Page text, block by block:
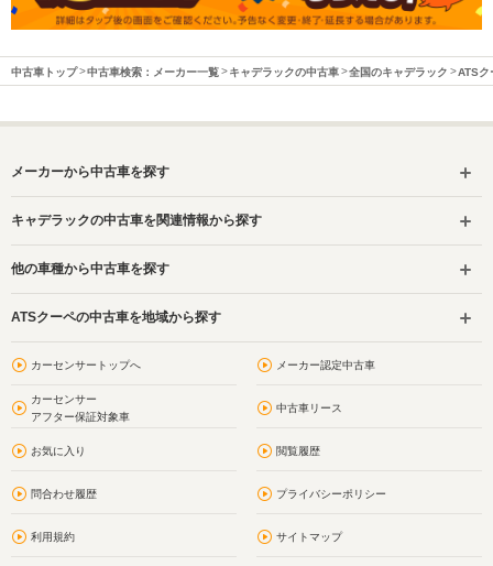
中古車トップ 中古車検索：メーカー一覧 キャデラックの中古車 全国のキャデラック ATSク
メーカーから中古車を探す
キャデラックの中古車を関連情報から探す
他の車種から中古車を探す
ATSクーペの中古車を地域から探す
カーセンサートップへ メーカー認定中古車
カーセンサー
アフター保証対象車
中古車リース
お気に入り 閲覧履歴
問合わせ履歴 プライバシーポリシー
利用規約 サイトマップ